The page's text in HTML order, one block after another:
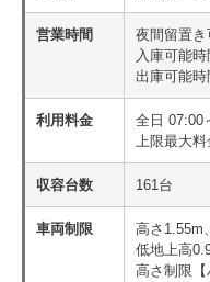
営業時間
夜間留置き
入庫可能時
出庫可能時
利用料金
全日 07:00
上限最大料
収容台数 161台
車両制限
高さ1.55m
低地上高
高さ制限